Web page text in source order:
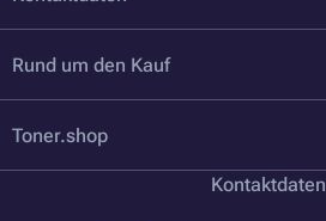
Rund um den Kauf
Toner.shop
Kontaktdaten